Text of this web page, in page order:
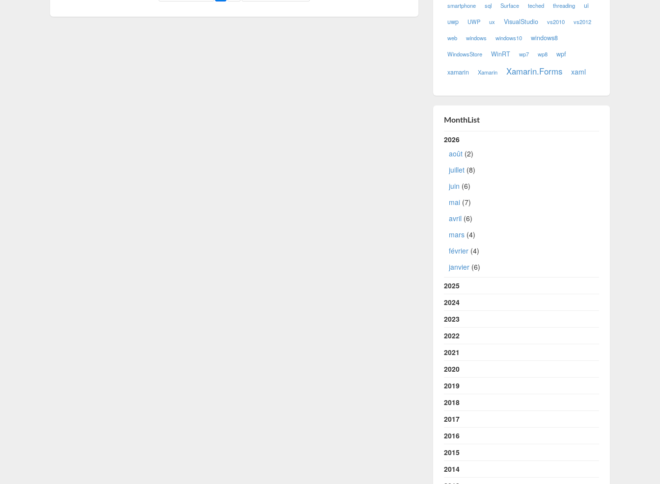
smartphone sql Surface teched threading
ui
uwp
UWP ux VisualStudio vs2010 vs2012
web windows windows10 windows8
WindowsStore WinRT wp7 wp8 wpf
xamarin Xamarin Xamarin.Forms xaml
MonthList
2026
août(2)
juillet(8)
juin (6)
mai(7)
avril (6)
mars(4)
février(4)
janvier(6)
2025
2024
2023
2022
2021
2020
2019
2018
2017
2016
2015
2014